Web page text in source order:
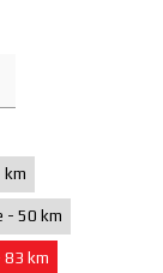
km
- 50 km
83 km